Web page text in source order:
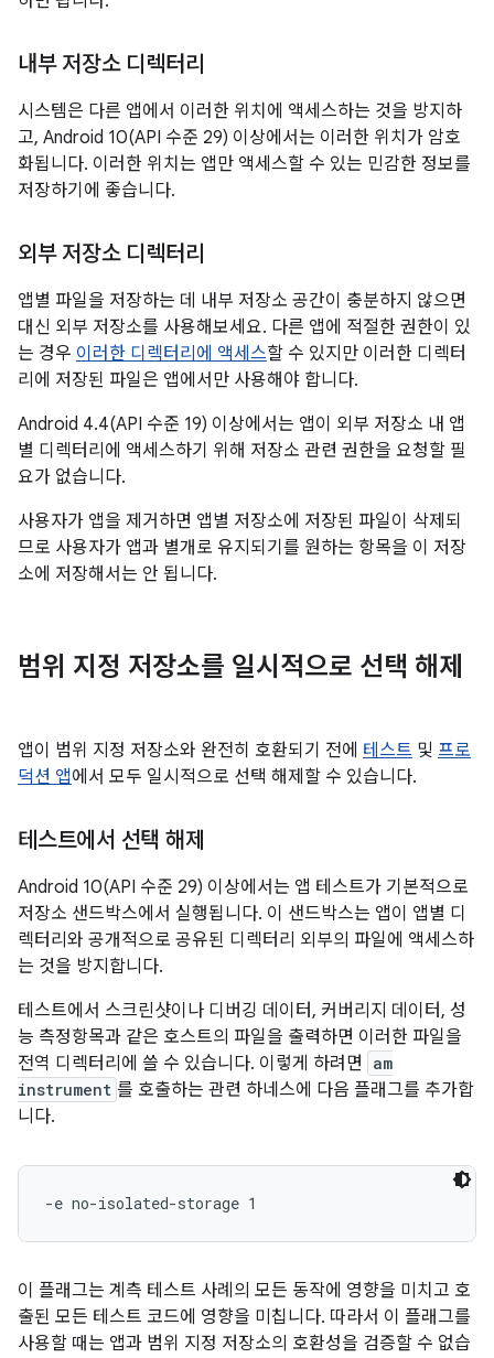
내부 저장소 디렉터리
시스템은 다른 앱에서 이러한 위치에 액세스하는 것을 방지하
고, Android 10(API 수준 29) 이상에서는 이러한 위치가 암호
화됩니다. 이러한 위치는 앱만 액세스할 수 있는 민감한 정보를
저장하기에 좋습니다.
외부 저장소 디렉터리
앱별 파일을 저장하는 데 내부 저장소 공간이 충분하지 않으면
대신 외부 저장소를 사용해보세요. 다른 앱에 적절한 권한이 있
는 경우 이러한 디렉터리에 액세스할 수 있지만 이러한 디렉터
리에 저장된 파일은 앱에서만 사용해야 합니다.
Android 4.4(API 수준 19) 이상에서는 앱이 외부 저장소 내 앱
별 디렉터리에 액세스하기 위해 저장소 관련 권한을 요청할 필
요가 없습니다.
사용자가 앱을 제거하면 앱별 저장소에 저장된 파일이 삭제되
므로 사용자가 앱과 별개로 유지되기를 원하는 항목을 이 저장
소에 저장해서는 안 됩니다.
범위 지정 저장소를 일시적으로 선택 해제
앱이 범위 지정 저장소와 완전히 호환되기 전에 테스트 및 프로
덕션 앱에서 모두 일시적으로 선택 해제할 수 있습니다.
테스트에서 선택 해제
Android 10(API 수준 29) 이상에서는 앱 테스트가 기본적으로
저장소 샌드박스에서 실행됩니다. 이 샌드박스는 앱이 앱별 디
렉터리와 공개적으로 공유된 디렉터리 외부의 파일에 액세스하
는 것을 방지합니다.
테스트에서 스크린샷이나 디버깅 데이터, 커버리지 데이터, 성
능 측정항목과 같은 호스트의 파일을 출력하면 이러한 파일을
전역 디렉터리에 쓸 수 있습니다. 이렇게 하려면
am
instrument 를 호출하는 관련 하네스에 다음 플래그를 추가합
니다.
이 플래그는 계측 테스트 사례의 모든 동작에 영향을 미치고 호
출된 모든 테스트 코드에 영향을 미칩니다. 따라서 이 플래그를
사용할 때는 앱과 범위 지정 저장소의 호환성을 검증할 수 없습